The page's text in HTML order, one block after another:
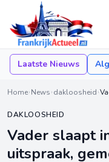
Laatste Nieuws
Home News dakloosheid
DAKLOOSHEID
Vader slaapt
uitspraak,